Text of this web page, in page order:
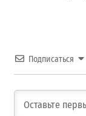
Подписаться